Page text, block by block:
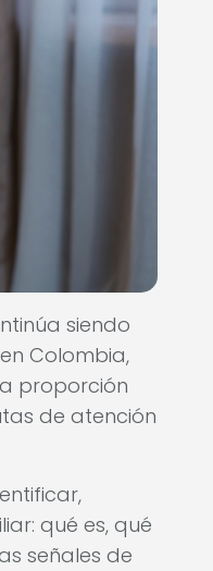
siendo
Colombia,
proporción
de atención
qué es, qué
señales de